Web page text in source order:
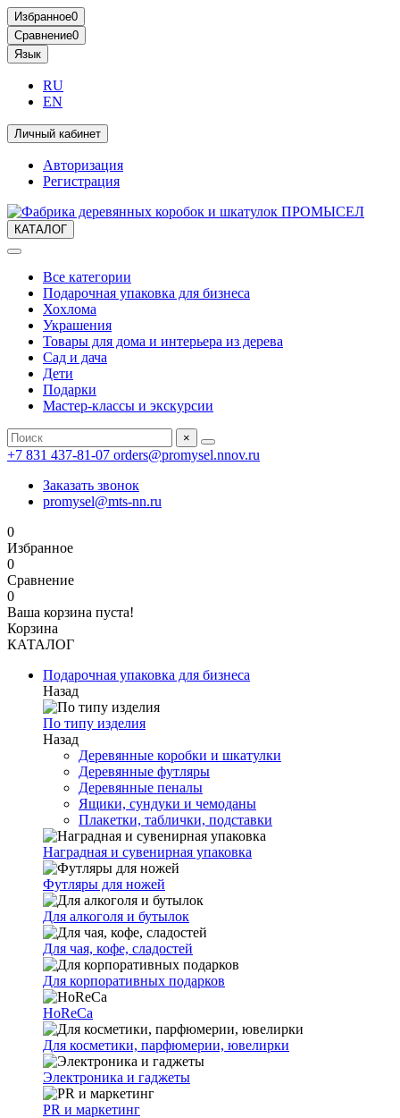
Избранное0
Сравнение0
Язык
RU
EN
Личный кабинет
Авторизация
Регистрация
КАТАЛОГ
Все категории
Подарочная упаковка для бизнеса
Хохлома
Украшения
Товары для дома и интерьера из дерева
Сад и дача
Дети
Подарки
Мастер-классы и экскурсии
×
+7 831 437-81-07 orders@promysel.nnov.ru
Заказать звонок
promysel@mts-nn.ru
0
Избранное
0
Сравнение
0
Ваша корзина пуста!
Корзина
КАТАЛОГ
Подарочная упаковка для бизнеса
Назад
По типу изделия
Назад
Деревянные коробки и шкатулки
Деревянные футляры
Деревянные пеналы
Ящики, сундуки и чемоданы
Плакетки, таблички, подставки
Наградная и сувенирная упаковка
Футляры для ножей
Для алкоголя и бутылок
Для чая, кофе, сладостей
Для корпоративных подарков
HoReCa
Для косметики, парфюмерии, ювелирки
Электроника и гаджеты
PR и маркетинг